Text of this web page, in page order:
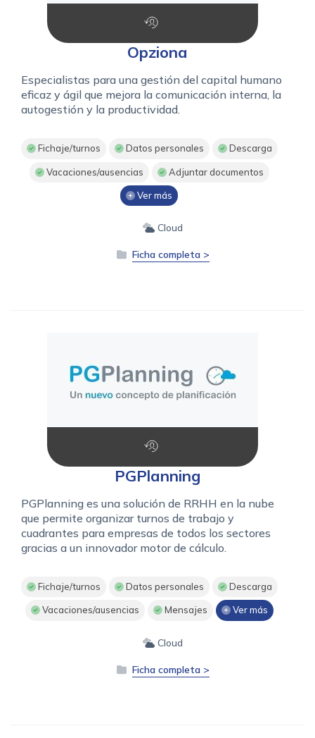
Opziona
Especialistas para una gestión del capital humano
eficaz y ágil que mejora la comunicación interna, la
autogestión y la productividad.
Fichaje/turnos Datos personales Descarga
Vacaciones/ausencias Adjuntar documentos
Ver más
Cloud
Ficha completa >
PGPlanning
PGPlanning es una solución de RRHH en la nube
que permite organizar turnos de trabajo y
cuadrantes para empresas de todos los sectores
gracias a un innovador motor de cálculo.
Fichaje/turnos Datos personales Descarga
Vacaciones/ausencias Mensajes Ver más
Cloud
Ficha completa >